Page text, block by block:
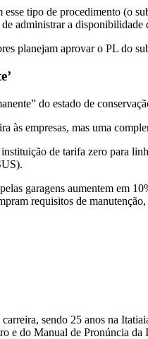
esse tipo de procedimento (o
administrar a disponibilidade
planejam aprovar o PL do
do estado de
às empresas, mas uma
de tarifa zero para
garagens aumentem em
requisitos de
sendo 25 anos na
e do Manual de Pronúncia